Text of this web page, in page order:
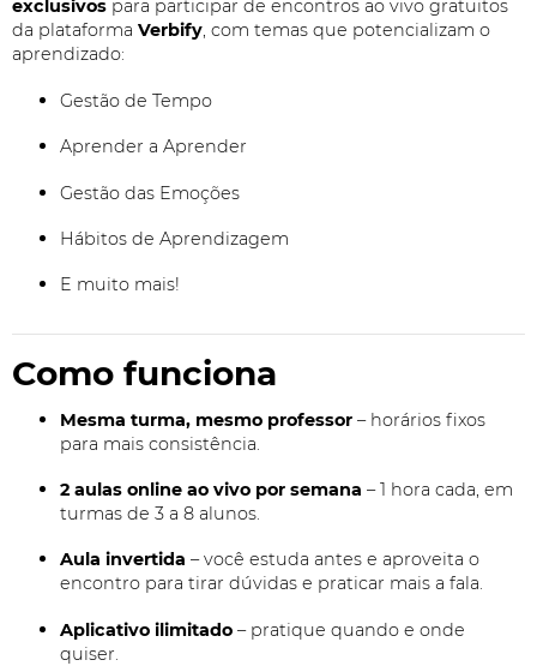
exclusivos para participar de encontros ao vivo gratuitos
da plataforma Verbify, com temas que potencializam o
aprendizado:
Gestão de Tempo
Aprender a Aprender
Gestão das Emoções
Hábitos de Aprendizagem
E muito mais!
Como funciona
Mesma turma, mesmo professor – horários fixos
para mais consistência.
2 aulas online ao vivo por semana – 1 hora cada, em
turmas de 3 a 8 alunos.
Aula invertida – você estuda antes e aproveita o
encontro para tirar dúvidas e praticar mais a fala.
Aplicativo ilimitado – pratique quando e onde
quiser.